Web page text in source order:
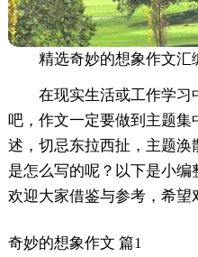
精选奇妙的想象作文汇
在现实生活或工作学习
吧，作文一定要做到主题
述，切忌东拉西扯，主题
是怎么写的呢？以下是小编
欢迎大家借鉴与参考，希望
奇妙的想象作文 篇1